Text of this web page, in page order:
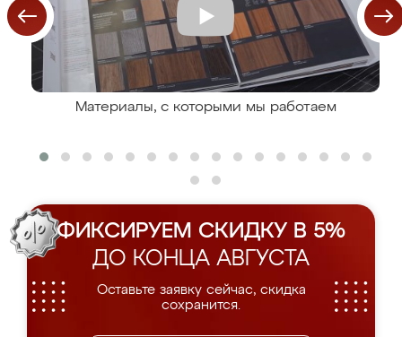
Материалы, с которыми мы работаем
ФИКСИРУЕМ СКИДКУ В 5%
ДО КОНЦА АВГУСТА
Оставьте заявку сейчас, скидка
сохранится.